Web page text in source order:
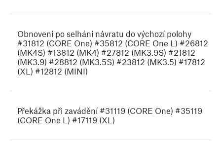
Obnovení po selhání návratu do výchozí polohy
#31812 (CORE One) #35812 (CORE One L) #26812
(MK4S) #13812 (MK4) #27812 (MK3.9S) #21812
(MK3.9) #28812 (MK3.5S) #23812 (MK3.5) #17812
(XL) #12812 (MINI)
Překážka při zavádění #31119 (CORE One) #35119
(CORE One L) #17119 (XL)